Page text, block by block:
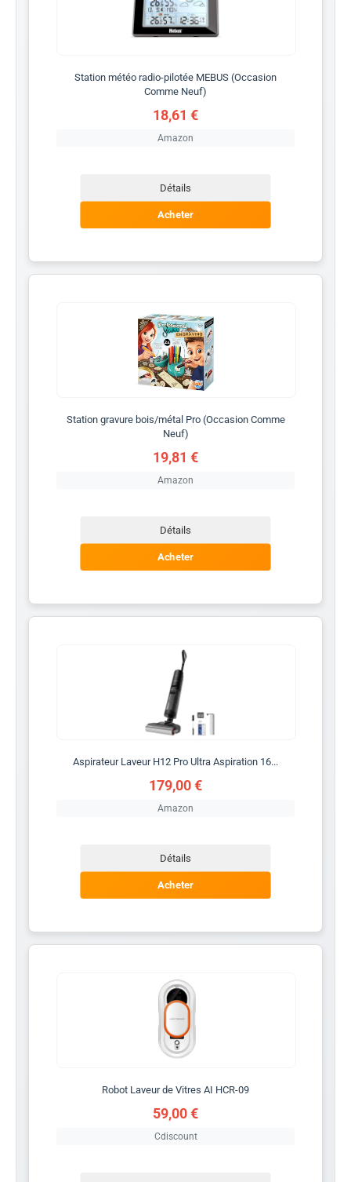
Station météo radio-pilotée MEBUS (Occasion
Comme Neuf)
18,61 €
Amazon
Détails
Acheter
Station gravure bois/métal Pro (Occasion Comme
Neuf)
19,81 €
Amazon
Détails
Acheter
Aspirateur Laveur H12 Pro Ultra Aspiration 16...
179,00 €
Amazon
Détails
Acheter
Robot Laveur de Vitres AI HCR-09
59,00 €
Cdiscount